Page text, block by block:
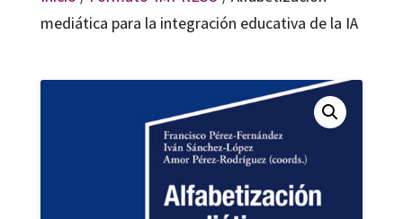
mediática para la integración educativa de la IA